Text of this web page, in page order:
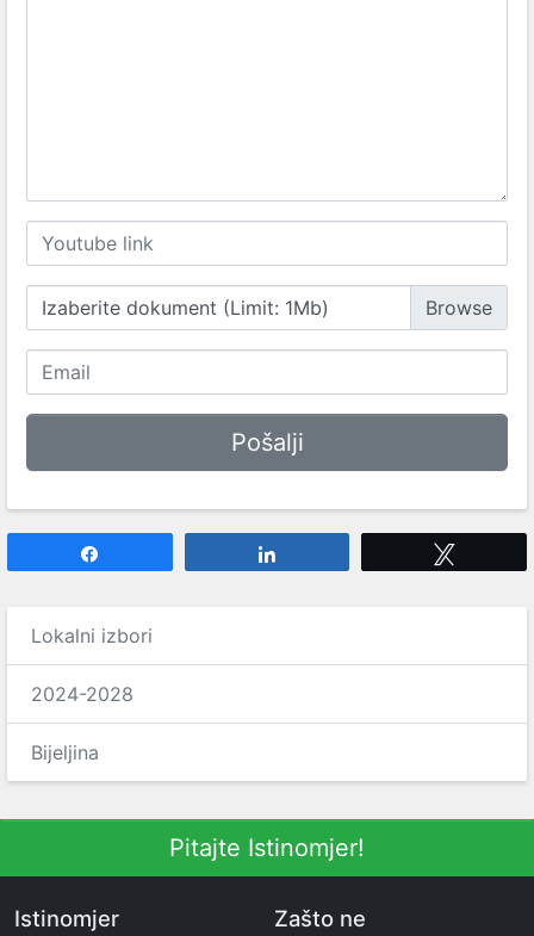
Izaberite dokument (Limit: 1Mb)
Lokalni izbori
2024-2028
Bijeljina
Pitajte Istinomjer!
Istinomjer Zašto ne